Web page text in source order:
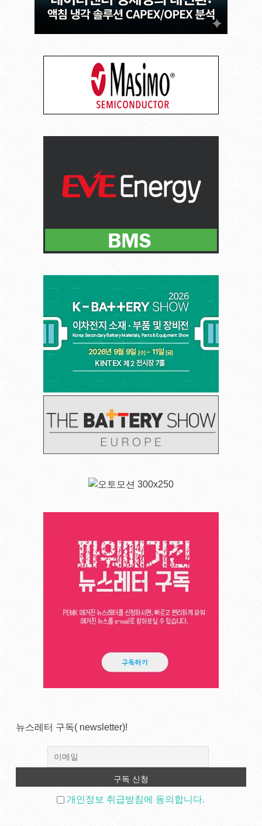
뉴스레터 구독( newsletter)!
개인정보 취급방침에 동의합니다.